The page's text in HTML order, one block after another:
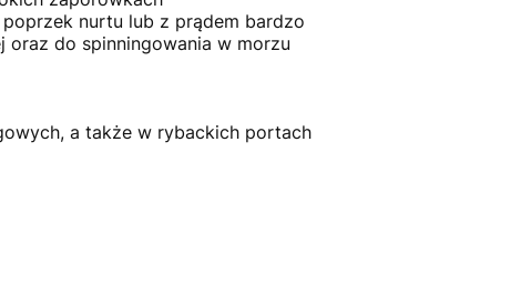
nurtu lub z prądem bardzo
oraz do spinningowania w morzu
a także w rybackich portach